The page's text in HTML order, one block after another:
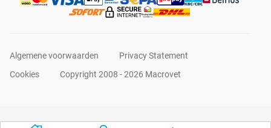
Algemene voorwaarden
Privacy Statement
Cookies
Copyright 2008 - 2026 Macrovet